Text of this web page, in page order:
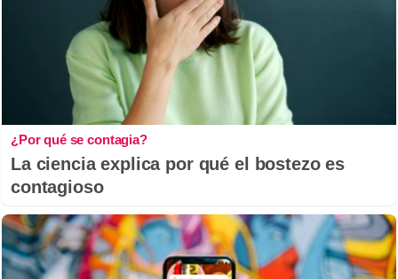
¿Por qué se contagia?
La ciencia explica por qué el bostezo es
contagioso